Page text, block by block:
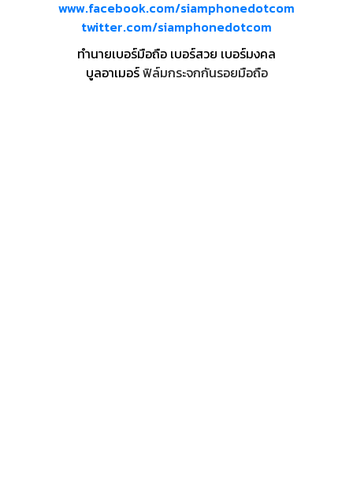
www.facebook.com/siamphonedotcom
twitter.com/siamphonedotcom
ทำนายเบอร์มือถือ เบอร์สวย เบอร์มงคล
บูลอาเมอร์ฟิล์มกระจกกันรอยมือถือ